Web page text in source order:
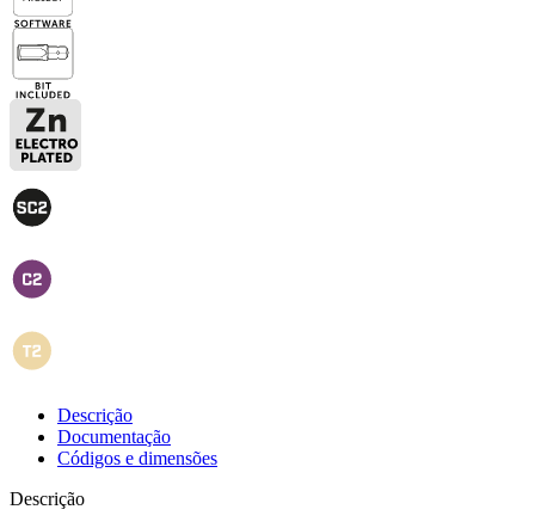
Descrição
Documentação
Códigos e dimensões
Descrição